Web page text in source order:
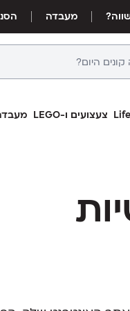
מעבדה
צעצועים ו-LEGO